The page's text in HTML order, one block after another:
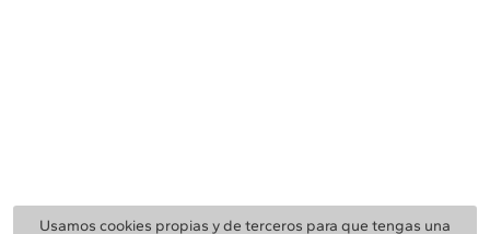
Usamos cookies propias y de terceros para que tengas una